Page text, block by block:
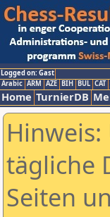
Logged on: Gast
Arabic ARM AZE BIH BUL CAT
Home TurnierDB
tägliche
Seiten